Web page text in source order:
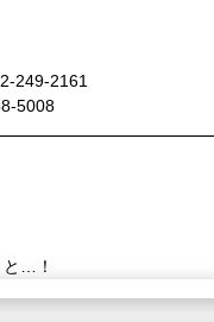
249-2161
5008
と…！